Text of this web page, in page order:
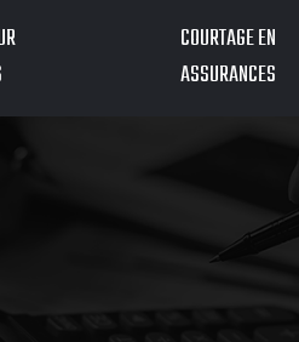
COURTAGE EN
ASSURANCES